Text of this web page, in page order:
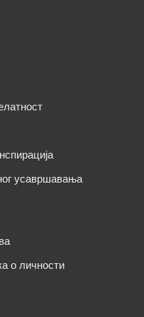
усавршавања
о личности